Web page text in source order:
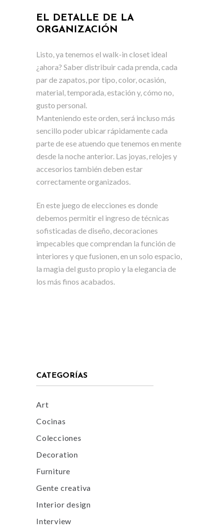
EL DETALLE DE LA
ORGANIZACIÓN
Listo, ya tenemos el walk-in closet ideal
¿ahora? Saber distribuir cada prenda, cada
par de zapatos, por tipo, color, ocasión,
material, temporada, estación y, cómo no,
gusto personal.
Manteniendo este orden, será incluso más
sencillo poder ubicar rápidamente cada
parte de ese atuendo que tenemos en mente
desde la noche anterior. Las joyas, relojes y
accesorios también deben estar
correctamente organizados.
En este juego de elecciones es donde
debemos permitir el ingreso de técnicas
sofisticadas de diseño, decoraciones
impecables que comprendan la función de
interiores y que fusionen, en un solo espacio,
la magia del gusto propio y la elegancia de
los más finos acabados.
CATEGORÍAS
Art
Cocinas
Colecciones
Decoration
Furniture
Gente creativa
Interior design
Interview